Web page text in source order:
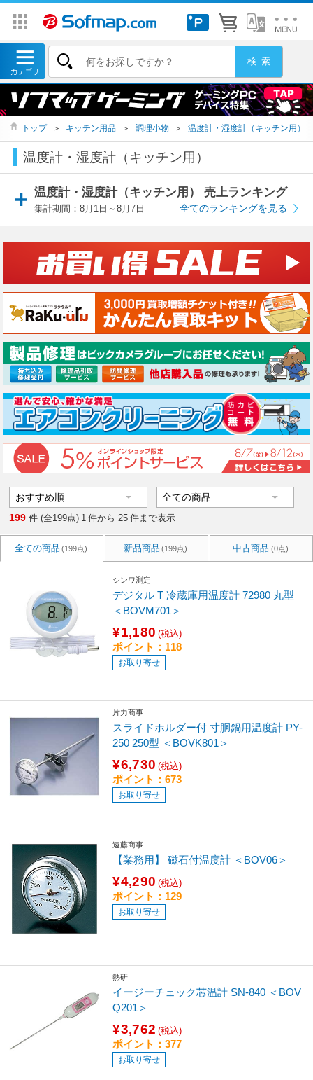
トップ ＞ キッチン用品 ＞ 調理小物 ＞ 温度計・湿度計（キッチン用）
温度計・湿度計（キッチン用）
温度計・湿度計（キッチン用） 売上ランキング
集計期間：8月1日～8月7日 全てのランキングを見る
199 件 (全199点) 1 件から 25 件まで表示
全ての商品 (199点) 新品商品 (199点) 中古商品 (0点)
シンワ測定
デジタル T 冷蔵庫用温度計 72980 丸型
＜BOVM701＞
¥1,180 (税込)
ポイント：118
お取り寄せ
片力商事
スライドホルダー付 寸胴鍋用温度計 PY-
250 250型 ＜BOVK801＞
¥6,730 (税込)
ポイント：673
お取り寄せ
遠藤商事
【業務用】 磁石付温度計 ＜BOV06＞
¥4,290 (税込)
ポイント：129
お取り寄せ
熱研
イージーチェック芯温計 SN-840 ＜BOV
Q201＞
¥3,762 (税込)
ポイント：377
お取り寄せ